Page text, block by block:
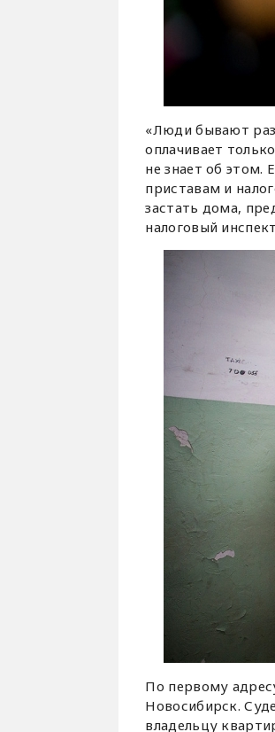
«Люди бывают
оплачивает
не знает об этом.
приставам и
застать дома,
налоговый
По первому
Новосибирск.
владельцу